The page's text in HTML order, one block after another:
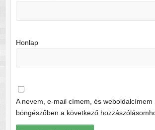
Honlap
A nevem, e-mail címem, és weboldalcímem
böngészőben a következő